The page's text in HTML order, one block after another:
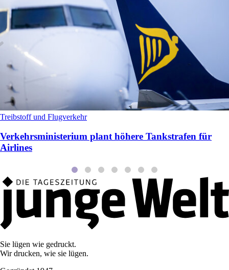
Treibstoff und Flugverkehr
Verkehrsministerium plant höhere Tankstrafen für
Airlines
Sie lügen wie gedruckt.
Wir drucken, wie sie lügen.